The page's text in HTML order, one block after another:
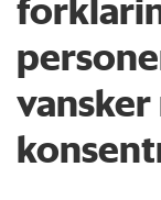
vansker